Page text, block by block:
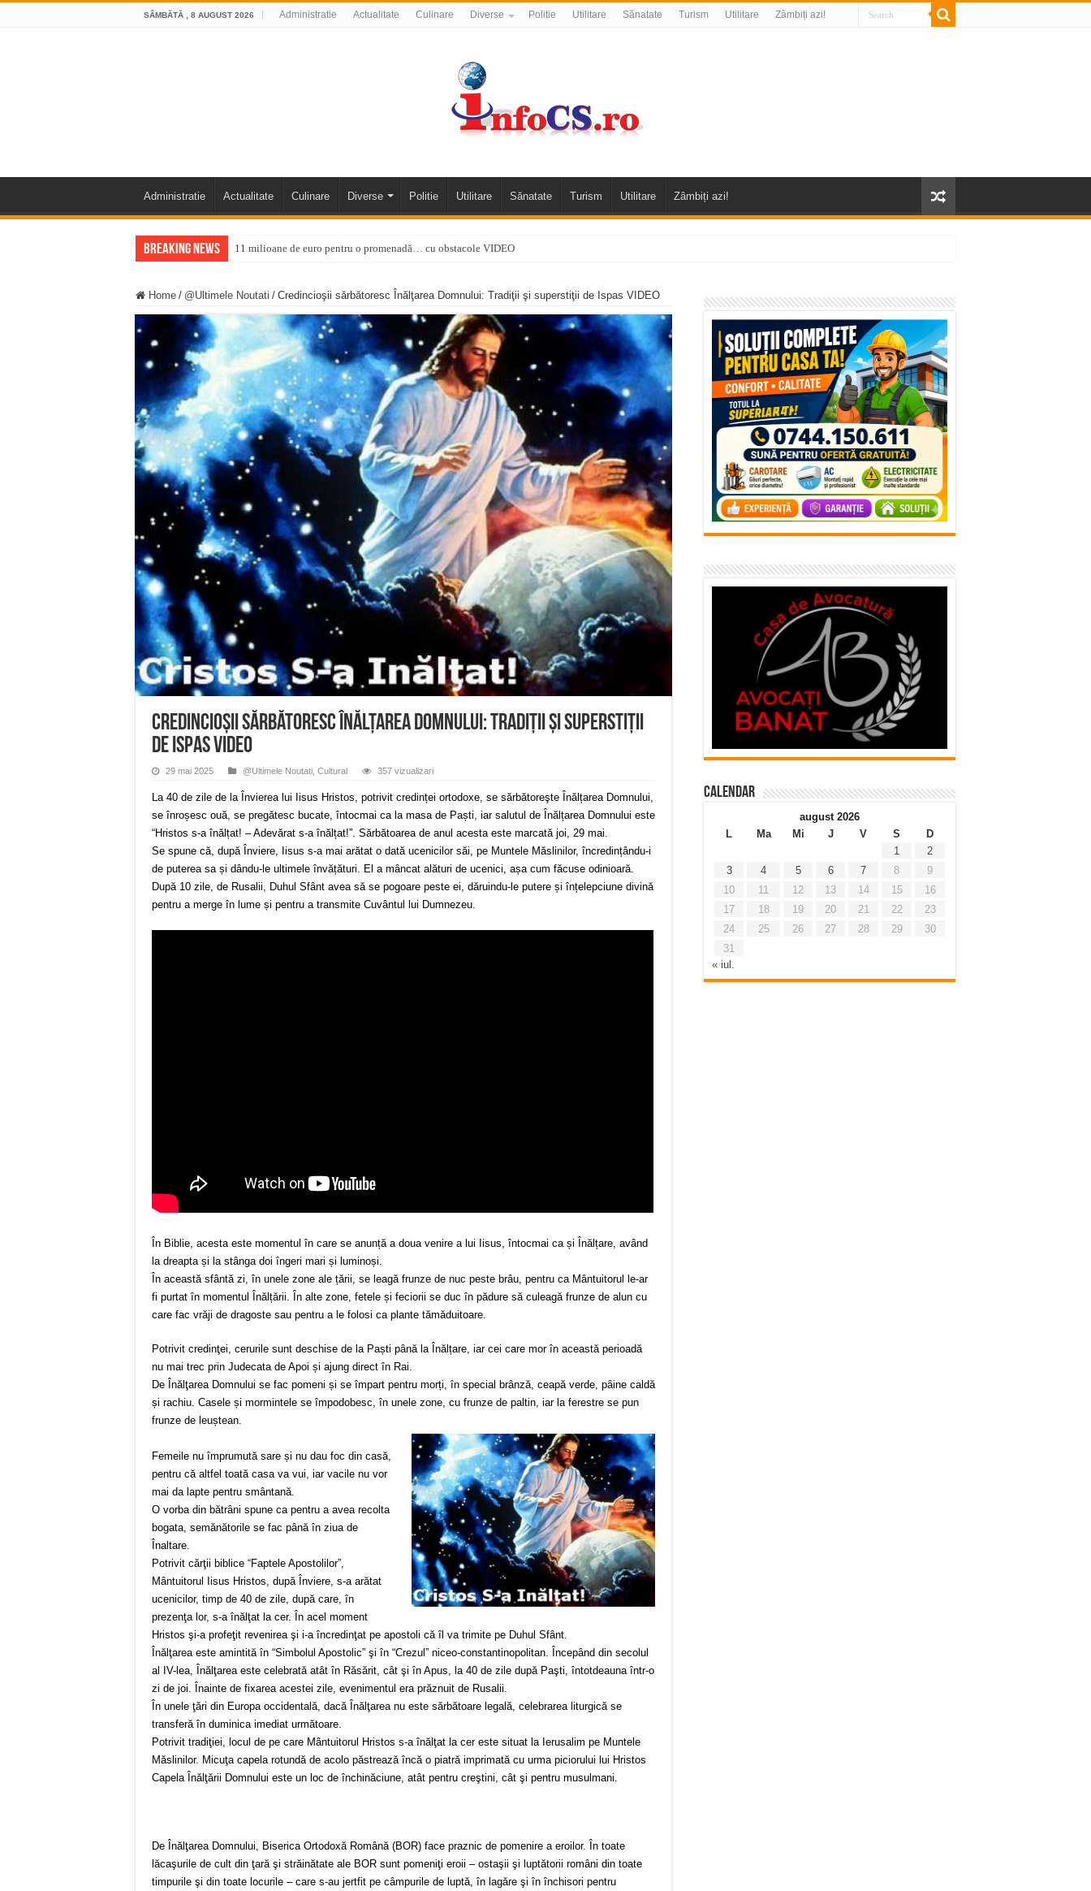
SÂMBĂTĂ , 8 AUGUST 2026 Administratie Actualitate Culinare Diverse Politie Utilitare Sănatate Turism Utilitare Zâmbiți azi!
Administratie Actualitate Culinare Diverse Politie Utilitare Sănatate Turism Utilitare Zâmbiți azi!
Breaking News 11 milioane de euro pentru o promenadă… cu obstacole VIDEO
Întreruperi temporare ale furnizării apei potabile în Bocșa Română, în data de 6 august 2026
ANUNŢ OPRIRE ANUNŢ OPRIRE APĂ în ORAVIȚA – 05.08.2026 – avarie
Anunț important – Închidere temporară Podul de Piatră din Herculane
Ștrandul Termal Ring din Oravița – locul unde natura a ascuns un izvor de sănătate VIDEO
Miresme de lavandă, mentă și flori de vară și râsete de copii la Carașova VIDEO
ANUNȚ OPRIRE APĂ în Reșița – avarie – 04.08.2026 – str. Văliugului și Plastomet
ANUNŢ OPRIRE APĂ în CARANSEBEȘ – 04.08.2026 – avarie – Calea Severinului
ANUNŢ OPRIRE APĂ în CARANSEBEȘ avarie
Home / @Ultimele Noutati / Credincioşii sărbătoresc Înălţarea Domnului: Tradiţii şi superstiţii de Ispas VIDEO
Credincioşii sărbătoresc Înălţarea Domnului: Tradiţii şi superstiţii
de Ispas VIDEO
29 mai 2025 @Ultimele Noutati Cultural 357 vizualizari
La 40 de zile de la Învierea lui Iisus Hristos, potrivit credinței ortodoxe, se sărbătoreşte Înălțarea Domnului,
se înroșesc ouă, se pregătesc bucate, întocmai ca la masa de Paști, iar salutul de Înălțarea Domnului este
“Hristos s-a înălțat! – Adevărat s-a înălțat!”. Sărbătoarea de anul acesta este marcată joi, 29 mai.
Se spune că, după Înviere, Iisus s-a mai arătat o dată ucenicilor săi, pe Muntele Măslinilor, încredințându-i
de puterea sa și dându-le ultimele învățături. El a mâncat alături de ucenici, așa cum făcuse odinioară.
După 10 zile, de Rusalii, Duhul Sfânt avea să se pogoare peste ei, dăruindu-le putere și înțelepciune divină
pentru a merge în lume și pentru a transmite Cuvântul lui Dumnezeu.
În Biblie, acesta este momentul în care se anunță a doua venire a lui Iisus, întocmai ca și Înălțare, având
la dreapta și la stânga doi îngeri mari și luminoși.
În această sfântă zi, în unele zone ale țării, se leagă frunze de nuc peste brâu, pentru ca Mântuitorul le-ar
fi purtat în momentul Înălțării. În alte zone, fetele și feciorii se duc în pădure să culeagă frunze de alun cu
care fac vrăji de dragoste sau pentru a le folosi ca plante tămăduitoare.
Potrivit credinţei, cerurile sunt deschise de la Paști până la Înălțare, iar cei care mor în această perioadă
nu mai trec prin Judecata de Apoi și ajung direct în Rai.
De Înălţarea Domnului se fac pomeni și se împart pentru morți, în special brânză, ceapă verde, pâine caldă
și rachiu. Casele și mormintele se împodobesc, în unele zone, cu frunze de paltin, iar la ferestre se pun
frunze de leuștean.
Femeile nu împrumută sare și nu dau foc din casă,
pentru că altfel toată casa va vui, iar vacile nu vor
mai da lapte pentru smântană.
O vorba din bătrâni spune ca pentru a avea recolta
bogata, semănătorile se fac până în ziua de
Înaltare.
Potrivit cărţii biblice “Faptele Apostolilor”,
Mântuitorul Iisus Hristos, după Înviere, s-a arătat
ucenicilor, timp de 40 de zile, după care, în
prezenţa lor, s-a înălţat la cer. În acel moment
Hristos şi-a profeţit revenirea şi i-a încredinţat pe apostoli că îl va trimite pe Duhul Sfânt.
Înălţarea este amintită în “Simbolul Apostolic” şi în “Crezul” niceo-constantinopolitan. Începând din secolul
al IV-lea, Înălţarea este celebrată atât în Răsărit, cât şi în Apus, la 40 de zile după Paşti, întotdeauna într-o
zi de joi. Înainte de fixarea acestei zile, evenimentul era prăznuit de Rusalii.
În unele ţări din Europa occidentală, dacă Înălţarea nu este sărbătoare legală, celebrarea liturgică se
transferă în duminica imediat următoare.
Potrivit tradiţiei, locul de pe care Mântuitorul Hristos s-a înălţat la cer este situat la Ierusalim pe Muntele
Măslinilor. Micuţa capela rotundă de acolo păstrează încă o piatră imprimată cu urma piciorului lui Hristos
Capela Înălţării Domnului este un loc de închinăciune, atât pentru creştini, cât şi pentru musulmani.
De Înălţarea Domnului, Biserica Ortodoxă Română (BOR) face praznic de pomenire a eroilor. În toate
lăcaşurile de cult din ţară şi străinătate ale BOR sunt pomeniţi eroii – ostaşii şi luptătorii români din toate
timpurile şi din toate locurile – care s-au jertfit pe câmpurile de luptă, în lagăre şi în închisori pentru
Calendar
august 2026
L
Ma Mi J V S
D
1
2
3
4 5 6 7 8
9
10
11 12 13 14 15
16
17
18 19 20 21 22
23
24
25 26 27 28 29
30
31
« iul.